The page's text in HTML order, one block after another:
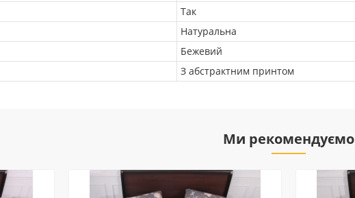
Так
Натуральна
Бежевий
З абстрактним принтом
Ми рекомендуємо